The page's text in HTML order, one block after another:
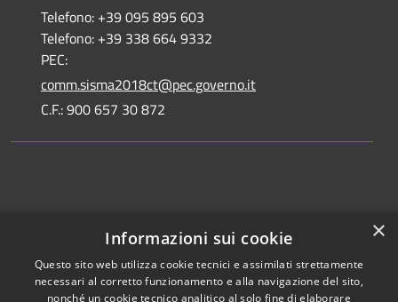
Telefono: +39 095 895 603
Telefono: +39 338 664 9332
PEC:
comm.sisma2018ct@pec.governo.it
C.F.: 900 657 30 872
Dichiarazione di accessibilità
×
Informazioni sui cookie
Questo sito web utilizza cookie tecnici e assimilati strettamente
necessari al corretto funzionamento e alla navigazione del sito,
nonché un cookie tecnico analitico al solo fine di elaborare